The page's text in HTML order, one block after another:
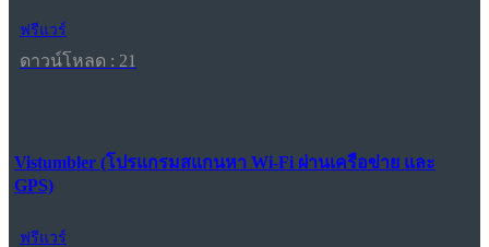
ฟรีแวร์
ดาวน์โหลด : 21
Vistumbler (โปรแกรมสแกนหา Wi-Fi ผ่านเครือข่าย และ
GPS)
ฟรีแวร์